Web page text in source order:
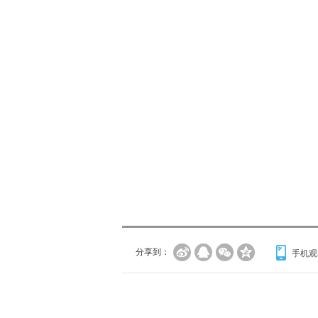
分享到： 手机